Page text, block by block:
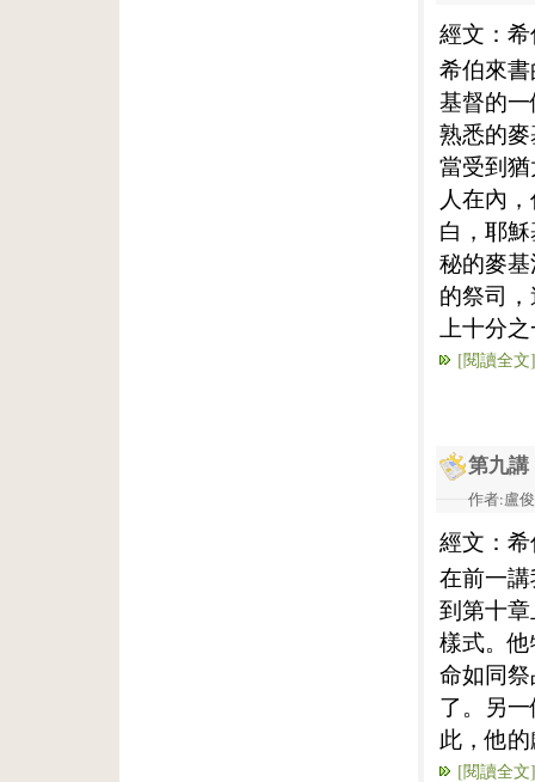
經文：
希伯來
基督的
熟悉的
當受到
人在內
白，耶
秘的麥
的祭司
上十分
[閱讀全文]
第九講
作者:盧
經文：
在前一
到第十
樣式。
命如同
了。另
此，他
[閱讀全文]